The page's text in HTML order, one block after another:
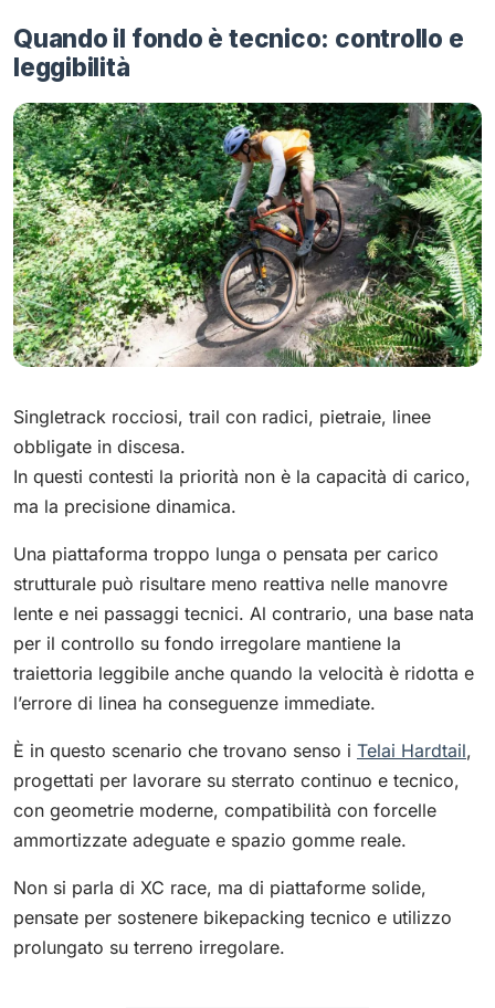
Quando il fondo è tecnico: controllo e
leggibilità
Singletrack rocciosi, trail con radici, pietraie, linee
obbligate in discesa.
In questi contesti la priorità non è la capacità di carico,
ma la precisione dinamica.
Una piattaforma troppo lunga o pensata per carico
strutturale può risultare meno reattiva nelle manovre
lente e nei passaggi tecnici. Al contrario, una base nata
per il controllo su fondo irregolare mantiene la
traiettoria leggibile anche quando la velocità è ridotta e
l’errore di linea ha conseguenze immediate.
È in questo scenario che trovano senso i Telai Hardtail,
progettati per lavorare su sterrato continuo e tecnico,
con geometrie moderne, compatibilità con forcelle
ammortizzate adeguate e spazio gomme reale.
Non si parla di XC race, ma di piattaforme solide,
pensate per sostenere bikepacking tecnico e utilizzo
prolungato su terreno irregolare.